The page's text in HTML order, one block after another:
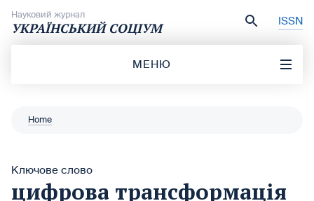
Науковий журнал
УКРАЇНСЬКИЙ СОЦІУМ ISSN
МЕНЮ
Home
Ключове слово
цифрова трансформація